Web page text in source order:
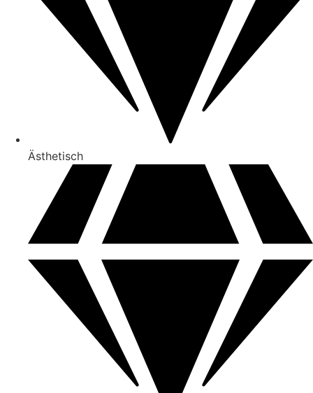
Ästhetisch